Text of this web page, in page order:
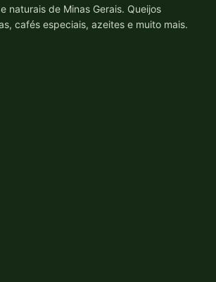
naturais de Minas Gerais. Queijos
cafés especiais, azeites e muito mais.